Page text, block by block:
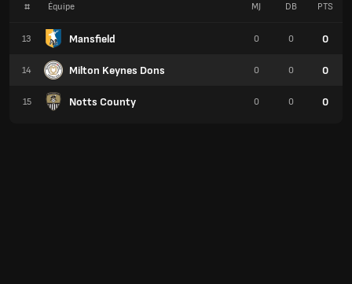
# Équipe
13 Mansfield
14 Milton Keynes Dons
15 Notts County
MJ DB PTS
0 0 0
0 0 0
0 0 0